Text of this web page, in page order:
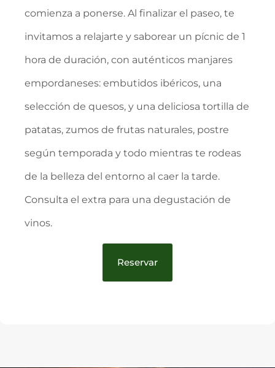
comienza a ponerse. Al finalizar el paseo, te
invitamos a relajarte y saborear un pícnic de 1
hora de duración, con auténticos manjares
empordaneses: embutidos ibéricos, una
selección de quesos, y una deliciosa tortilla de
patatas, zumos de frutas naturales, postre
según temporada y todo mientras te rodeas
de la belleza del entorno al caer la tarde.
Consulta el extra para una degustación de
vinos.
Reservar